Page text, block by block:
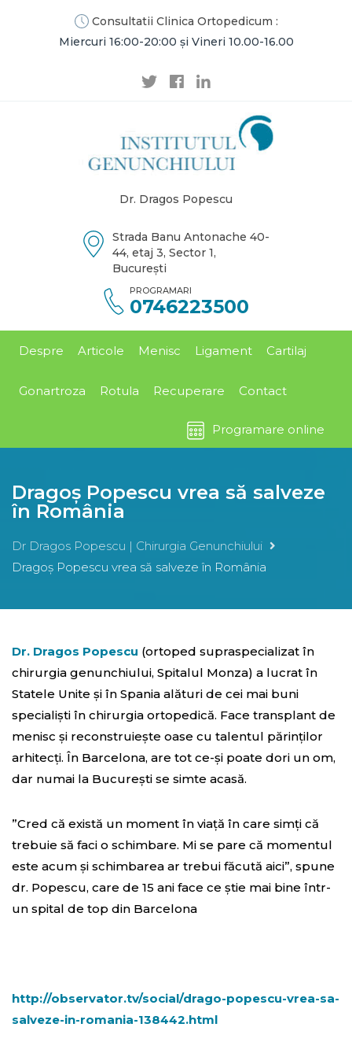
Consultatii Clinica Ortopedicum :
Miercuri 16:00-20:00 și Vineri 10.00-16.00
Dr. Dragos Popescu
Strada Banu Antonache 40-
44, etaj 3, Sector 1,
București
PROGRAMARI
0746223500
Despre Articole Menisc Ligament Cartilaj
Gonartroza Rotula Recuperare Contact
Programare online
Dragoş Popescu vrea să salveze
în România
Dr Dragos Popescu | Chirurgia Genunchiului
Dragoş Popescu vrea să salveze în România
Dr. Dragos Popescu (ortoped supraspecializat în
chirurgia genunchiului, Spitalul Monza) a lucrat în
Statele Unite şi în Spania alături de cei mai buni
specialişti în chirurgia ortopedică. Face transplant de
menisc şi reconstruieşte oase cu talentul părinţilor
arhitecţi. În Barcelona, are tot ce-şi poate dori un om,
dar numai la Bucureşti se simte acasă.
”Cred că există un moment în viaţă în care simţi că
trebuie să faci o schimbare. Mi se pare că momentul
este acum şi schimbarea ar trebui făcută aici”, spune
dr. Popescu, care de 15 ani face ce ştie mai bine într-
un spital de top din Barcelona
http://observator.tv/social/drago-popescu-vrea-sa-
salveze-in-romania-138442.html